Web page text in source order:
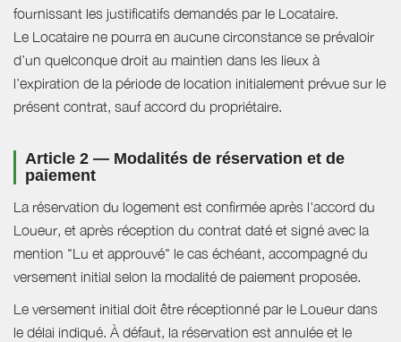
fournissant les justificatifs demandés par le Locataire.
Le Locataire ne pourra en aucune circonstance se prévaloir
d’un quelconque droit au maintien dans les lieux à
l’expiration de la période de location initialement prévue sur le
présent contrat, sauf accord du propriétaire.
Article 2 — Modalités de réservation et de
paiement
La réservation du logement est confirmée après l'accord du
Loueur, et après réception du contrat daté et signé avec la
mention "Lu et approuvé" le cas échéant, accompagné du
versement initial selon la modalité de paiement proposée.
Le versement initial doit être réceptionné par le Loueur dans
le délai indiqué. À défaut, la réservation est annulée et le